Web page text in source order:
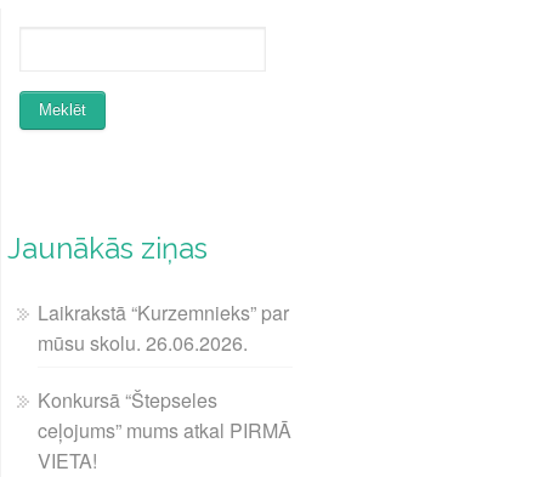
Jaunākās ziņas
Laikrakstā “Kurzemnieks” par
mūsu skolu. 26.06.2026.
Konkursā “Štepseles
ceļojums” mums atkal PIRMĀ
VIETA!